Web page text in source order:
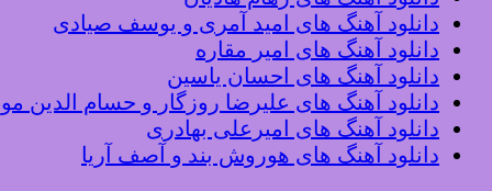
دانلود آهنگ های امید آمری و یوسف صیادی
دانلود آهنگ های امیر مقاره
دانلود آهنگ های احسان یاسین
دانلود آهنگ های علیرضا روزگار و حسام الدین
دانلود آهنگ های امیرعلی بهادری
دانلود آهنگ های هوروش بند و آصف آریا